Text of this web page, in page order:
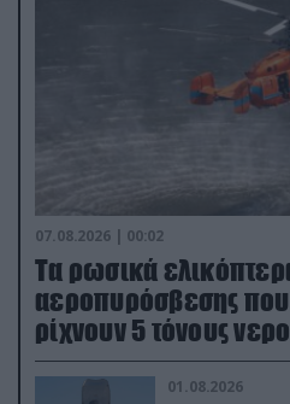
07.08.2026 | 00:02
Τα ρωσικά
αεροπυρόσβεσης
ρίχνουν 5 τόνους
01.08.2026